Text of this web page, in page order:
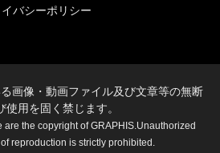
バシーポリシー
画像・動画ファイル及び文章等の無断
使用を固く禁じます。
are the copyright of GRAPHIS.Unauthorized
reproduction is strictly prohibited.